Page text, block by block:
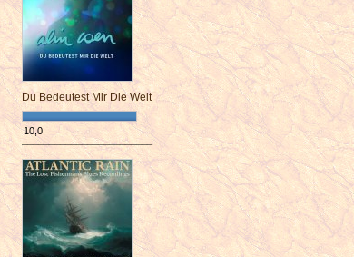
Du Bedeutest Mir Die Welt
10,0
¯¯¯¯¯¯¯¯¯¯¯¯¯¯¯¯¯¯¯¯¯¯¯¯